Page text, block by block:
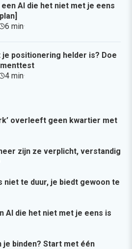
AI die het niet met je eens
6 min·
je positionering helder is? Doe
4 min·
overleeft geen kwartier met
zijn ze verplicht, verstandig
niet te duur, je biedt gewoon te
AI die het niet met je eens is
je binden? Start met één